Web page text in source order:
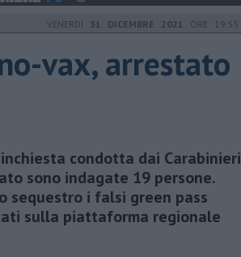
VENERDÌ 31 DICEMBRE 2021 ORE 19:55
vax, arrestato
condotta dai Carabinieri
sono indagate 19 persone.
sequestro i falsi green pass
sulla piattaforma regionale